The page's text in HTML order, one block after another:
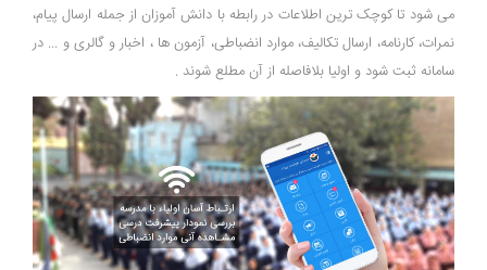
می شود تا کوچک ترین اطلاعات در رابطه با دانش آموزان از جمله ارسال پیام،
نمرات، کارنامه، ارسال تکالیف، موارد انضباطی، آزمون ها ، اخبار و گالری و ... در
سامانه ثبت شود و اولیا بلافاصله از آن مطلع شوند .